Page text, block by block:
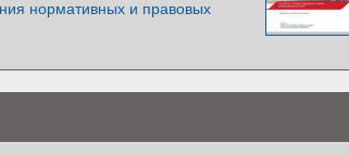
нормативных и правовых